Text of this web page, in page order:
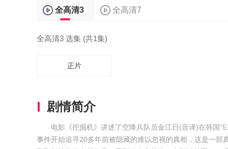
全高清3 全高清7
全高清3 选集 (共1集)
正片
剧情简介
电影《挖掘机》讲述了空降兵队员金江日(音译)在韩国
事件开始追寻20多年前被隐藏的难以忽视的真相，这是一